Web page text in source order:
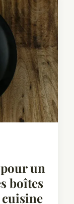
un
boîtes
cuisine